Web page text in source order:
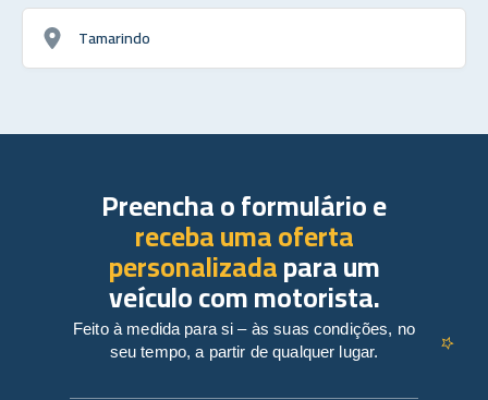
Tamarindo
Preencha o formulário e
receba uma oferta
personalizadapara um
veículo com motorista.
Feito à medida para si – às suas condições, no
seu tempo, a partir de qualquer lugar.